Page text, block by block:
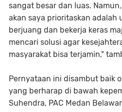
sangat besar dan luas.
akan saya prioritaskan adalah
berjuang dan bekerja keras
mencari solusi agar
masyarakat bisa terjamin,"
Pernyataan ini disambut baik
yang berharap di bawah
Suhendra, PAC Medan